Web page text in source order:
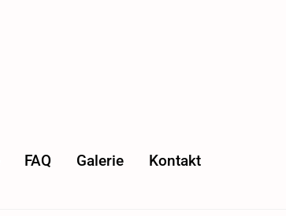
FAQ Galerie Kontakt